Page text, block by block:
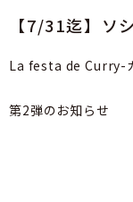
【7/31迄】ソ
La festa de Curry-
第2弾のお知らせ